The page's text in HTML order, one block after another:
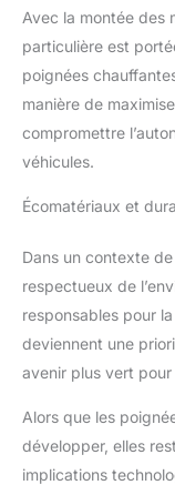
Avec la montée des
particulière est
poignées
manière de
compromettre
véhicules.
Écomatériaux et
Dans un contexte
respectueux de
responsables pour
deviennent une
avenir plus vert
Alors que les
développer, elles
implications